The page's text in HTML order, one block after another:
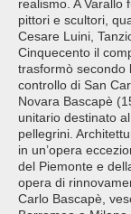
realismo. A Varallo
pittori e scultori,
Cesare Luini,
Cinquecento il
trasformò secondo
controllo di San
Novara Bascapè
unitario destinato
pellegrini.
in un’opera
del Piemonte e
opera di
Carlo Bascapè,